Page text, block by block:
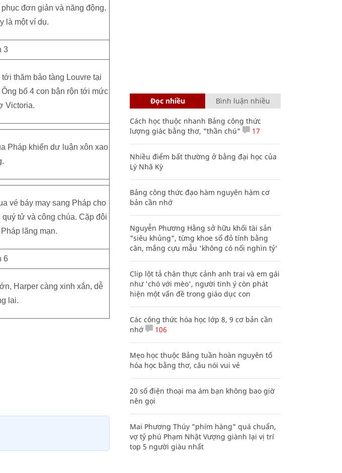
đơn giản và năng động.
là một ví dụ.
thăm bảo tàng Louvre tại
bố 4 con bận rộn tới mức
Victoria.
Pháp khiến dư luận xôn xao
vé báy may sang Pháp cho
tử và công chúa. Cặp đôi
lãng mạn.
Harper càng xinh xắn, dễ
lai.
Đọc nhiều Bình luận nhiều
Cách học thuộc nhanh Bảng công thức
lượng giác bằng thơ, "thần chú"
17
Nhiều điểm bất thường ở bằng đại học của
Lý Nhã Kỳ
Bảng công thức đạo hàm nguyên hàm cơ
bản cần nhớ
Nguyễn Phương Hằng sở hữu khối tài sản
"siêu khủng", từng khoe sổ đỏ tính bằng
cân, mắng cựu mẫu 'không có nổi nghìn tỷ'
Clip lột tả chân thực cảnh anh trai và em gái
như 'chó với mèo', người tinh ý còn phát
hiện một vấn đề trong giáo dục con
Các công thức hóa học lớp 8, 9 cơ bản cần
nhớ
106
Mẹo học thuộc Bảng tuần hoàn nguyên tố
hóa học bằng thơ, câu nói vui vẻ
20 số điện thoại ma ám bạn không bao giờ
nên gọi
Mai Phương Thúy "phím hàng" quá chuẩn,
vợ tỷ phú Phạm Nhật Vượng giành lại vị trí
top 5 người giàu nhất